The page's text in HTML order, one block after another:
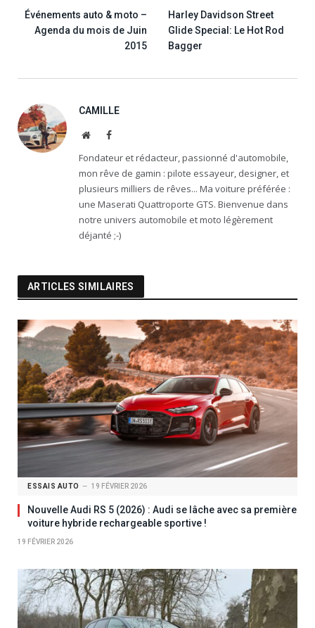
Événements auto & moto –
Agenda du mois de Juin
2015
Harley Davidson Street
Glide Special: Le Hot Rod
Bagger
CAMILLE
WebsiteFacebook
Fondateur et rédacteur, passionné d'automobile,
mon rêve de gamin : pilote essayeur, designer, et
plusieurs milliers de rêves... Ma voiture préférée :
une Maserati Quattroporte GTS. Bienvenue dans
notre univers automobile et moto légèrement
déjanté ;-)
ARTICLES SIMILAIRES
ESSAIS AUTO 19 FÉVRIER 2026
Nouvelle Audi RS 5 (2026) : Audi se lâche avec sa première
voiture hybride rechargeable sportive !
19 FÉVRIER 2026